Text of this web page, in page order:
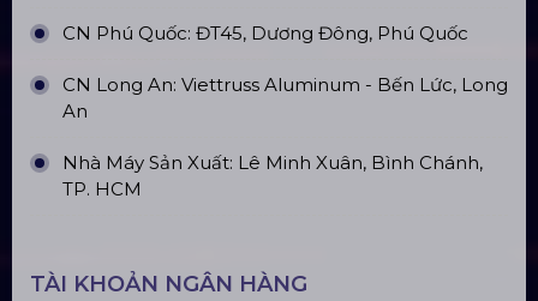
CN Phú Quốc: ĐT45, Dương Đông, Phú Quốc
CN Long An: Viettruss Aluminum - Bến Lức, Long
An
Nhà Máy Sản Xuất: Lê Minh Xuân, Bình Chánh,
TP. HCM
TÀI KHOẢN NGÂN HÀNG